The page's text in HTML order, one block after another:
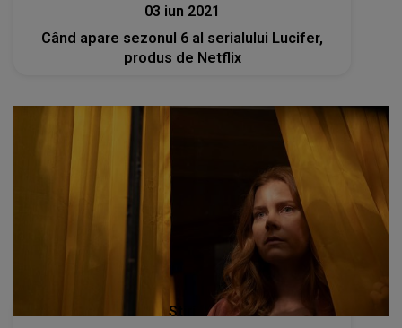
03 iun 2021
Când apare sezonul 6 al serialului Lucifer,
produs de Netflix
Stiri